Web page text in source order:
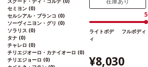
セミヨン (0)
セルシアル・ブランコ (0)
ソーヴィニヨン・グリ (0)
ソラリス (0)
タナ (0)
チャレロ (0)
チリエジオーロ・カナイオーロ (0)
チリエジョーロ (0)
5
ライトボデ
ィ
フルボディ
¥8,030